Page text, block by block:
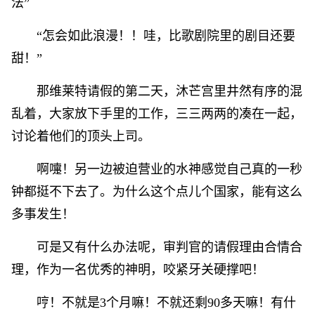
法”
“怎会如此浪漫！！哇，比歌剧院里的剧目还要
甜！”
那维莱特请假的第二天，沐芒宫里井然有序的混
乱着，大家放下手里的工作，三三两两的凑在一起，
讨论着他们的顶头上司。
啊嚏！另一边被迫营业的水神感觉自己真的一秒
钟都挺不下去了。为什么这个点儿个国家，能有这么
多事发生！
可是又有什么办法呢，审判官的请假理由合情合
理，作为一名优秀的神明，咬紧牙关硬撑吧！
哼！不就是3个月嘛！不就还剩90多天嘛！有什